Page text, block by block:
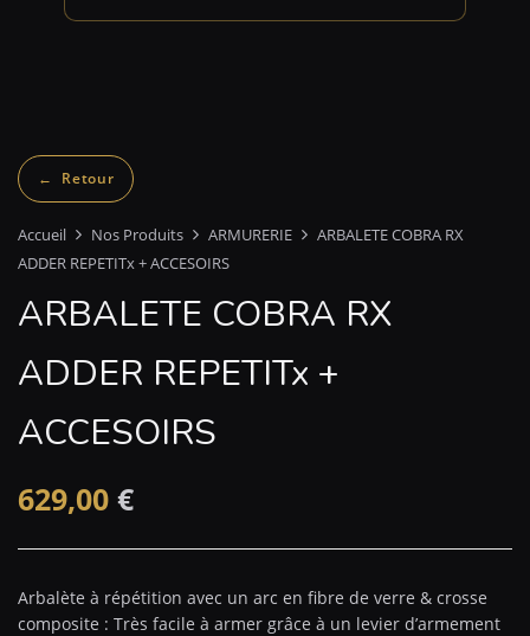
Accueil Nos Produits ARMURERIE
ARBALETE COBRA RX
ADDER REPETITx + ACCESOIRS
ARBALETE COBRA RX
ADDER REPETITx +
ACCESOIRS
629,00 €
Arbalète à répétition avec un arc en fibre de verre & crosse
composite : Très facile à armer grâce à un levier d’armement